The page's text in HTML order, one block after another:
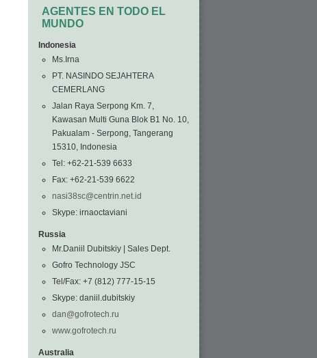
AGENTES EN TODO EL
MUNDO
Indonesia
Ms.Irna
PT. NASINDO SEJAHTERA
CEMERLANG
Jalan Raya Serpong Km. 7,
Kawasan Multi Guna Blok B1 No. 10,
Pakualam - Serpong, Tangerang
15310, Indonesia
Tel: +62-21-539 6633
Fax: +62-21-539 6622
nasi38sc@centrin.net.id
Skype: irnaoctaviani
Russia
Mr.Daniil Dubitskiy | Sales Dept.
Gofro Technology JSC
Tel/Fax: +7 (812) 777-15-15
Skype: daniil.dubitskiy
dan@gofrotech.ru
www.gofrotech.ru
Australia